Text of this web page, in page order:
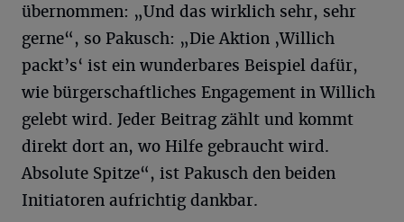
übernommen: „Und das wirklich sehr, sehr
gerne“, so Pakusch: „Die Aktion ‚Willich
packt’s‘ ist ein wunderbares Beispiel dafür,
wie bürgerschaftliches Engagement in Willich
gelebt wird. Jeder Beitrag zählt und kommt
direkt dort an, wo Hilfe gebraucht wird.
Absolute Spitze“, ist Pakusch den beiden
Initiatoren aufrichtig dankbar.